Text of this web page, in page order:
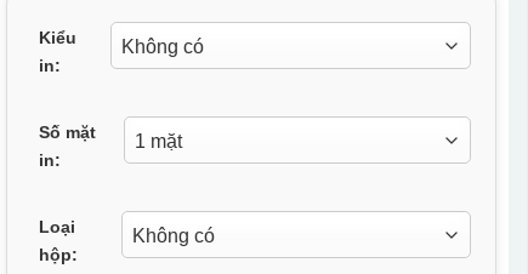
Kiểu
in:
Số mặt
in:
Loại
hộp: